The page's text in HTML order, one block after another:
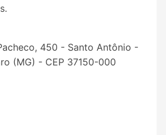
450 - Santo Antônio -
(MG) - CEP 37150-000